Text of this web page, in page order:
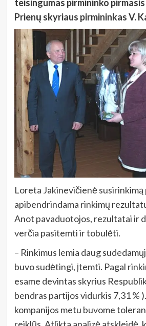
teisingumas pirmininko
Prienų skyriaus pirmininkas V.
Loreta Jakinevičienė susirinkimą
apibendrindama rinkimų
Anot pavaduotojos, rezultatai ir
verčia pasitemti ir tobulėti.
– Rinkimus lemia daug
buvo sudėtingi, įtemti. Pagal
esame devintas skyrius
bendras partijos vidurkis 7,31 %
kompanijos metu buvome